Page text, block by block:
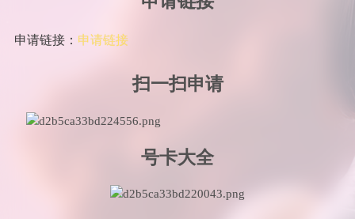
申请链接： 申请链接
扫一扫申请
号卡大全